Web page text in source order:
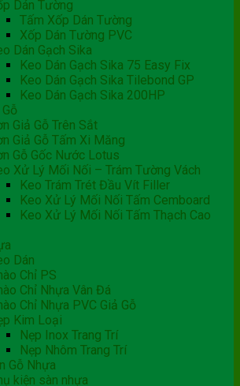
Dán Tường
Tấm Xốp Dán Tường
Xốp Dán Tường PVC
Dán Gạch Sika
Keo Dán Gạch Sika 75 Easy Fix
Keo Dán Gạch Sika Tilebond GP
Keo Dán Gạch Sika 200HP
Giả Gỗ Trên Sắt
Giả Gỗ Tấm Xi Măng
Gỗ Gốc Nước Lotus
Xử Lý Mối Nối – Trám Tường Vách
Keo Trám Trét Đầu Vít Filler
Keo Xử Lý Mối Nối Tấm Cemboard
Keo Xử Lý Mối Nối Tấm Thạch Cao
Dán
Chỉ PS
Chỉ Nhựa Vân Đá
Chỉ Nhựa PVC Giả Gỗ
Kim Loại
Nẹp Inox Trang Trí
Nẹp Nhôm Trang Trí
Gỗ Nhựa
kiện sàn nhựa